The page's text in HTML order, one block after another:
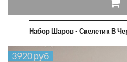
Набор Шаров - Скелетик В
3920 руб